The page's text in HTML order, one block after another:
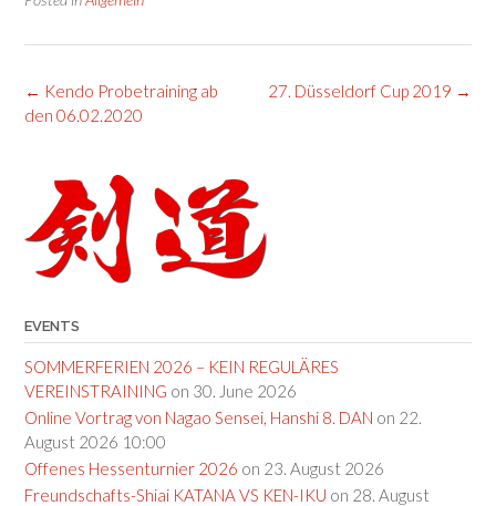
Post
navigation
27. Düsseldorf Cup 2019 →
← Kendo Probetraining ab
den 06.02.2020
EVENTS
SOMMERFERIEN 2026 – KEIN REGULÄRES
VEREINSTRAINING on 30. June 2026
Online Vortrag von Nagao Sensei, Hanshi 8. DAN on 22.
August 2026 10:00
Offenes Hessenturnier 2026 on 23. August 2026
Freundschafts-Shiai KATANA VS KEN-IKU on 28. August